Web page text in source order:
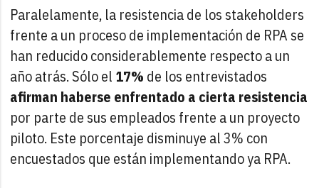
Paralelamente, la resistencia de los stakeholders
frente a un proceso de implementación de RPA se
han reducido considerablemente respecto a un
año atrás. Sólo el 17% de los entrevistados
afirman haberse enfrentado a cierta resistencia
por parte de sus empleados frente a un proyecto
piloto. Este porcentaje disminuye al 3% con
encuestados que están implementando ya RPA.